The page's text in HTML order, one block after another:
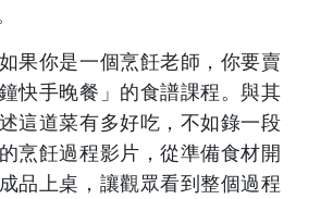
果你是一個烹飪老師，你要賣
快手晚餐」的食譜課程。與其
這道菜有多好吃，不如錄一段
烹飪過程影片，從準備食材開
品上桌，讓觀眾看到整個過程